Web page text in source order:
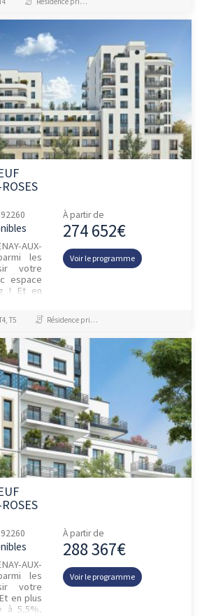
AUX-
les
votre
espace
! Et en
votre
À partir de
274 652€
Voir le programme
T5 Résidence principale / PTZ
AUX-
les
votre
en plus
à 5,5%,
À partir de
288 367€
Voir le programme